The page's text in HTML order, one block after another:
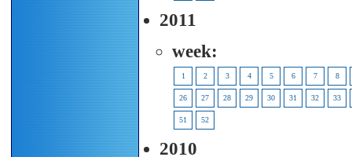
2011
week:
1 2 3 4 5 6 7 8
26 27 28 29 30 31 32 33
51 52
2010